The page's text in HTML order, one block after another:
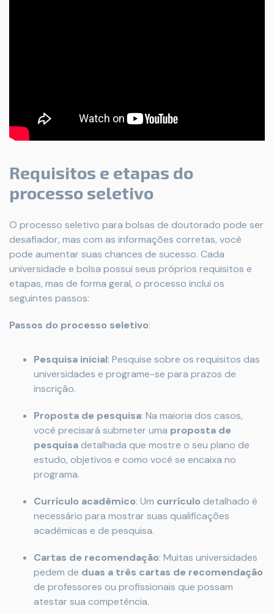
Requisitos e etapas do
processo seletivo
O processo seletivo para bolsas de doutorado pode ser
desafiador, mas com as informações corretas, você
pode aumentar suas chances de sucesso. Cada
universidade e bolsa possui seus próprios requisitos e
etapas, mas de forma geral, o processo inclui os
seguintes passos:
Passos do processo seletivo:
Pesquisa inicial: Pesquise sobre os requisitos das
universidades e programe-se para prazos de
inscrição.
Proposta de pesquisa: Na maioria dos casos,
você precisará submeter uma proposta de
pesquisadetalhada que mostre o seu plano de
estudo, objetivos e como você se encaixa no
programa.
Currículo acadêmico: Um currículo detalhado é
necessário para mostrar suas qualificações
acadêmicas e de pesquisa.
Cartas de recomendação: Muitas universidades
pedem de duas a três cartas de recomendação
de professores ou profissionais que possam
atestar sua competência.